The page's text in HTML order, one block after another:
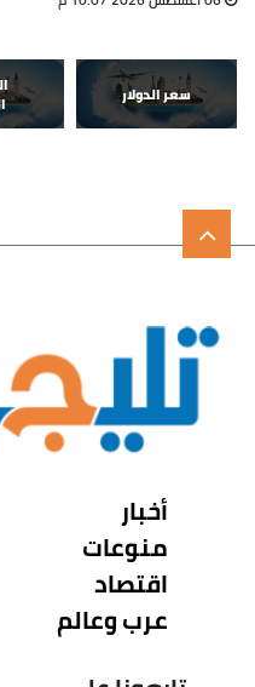
سعر الدولار
أخبار
منوعات
اقتصاد
عرب وعالم